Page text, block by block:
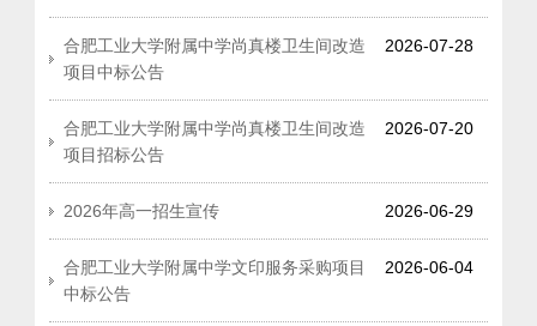
2026-07-28
合肥工业大学附属中学尚真楼卫生间改造
项目中标公告
2026-07-20
合肥工业大学附属中学尚真楼卫生间改造
项目招标公告
2026-06-29
2026年高一招生宣传
2026-06-04
合肥工业大学附属中学文印服务采购项目
中标公告